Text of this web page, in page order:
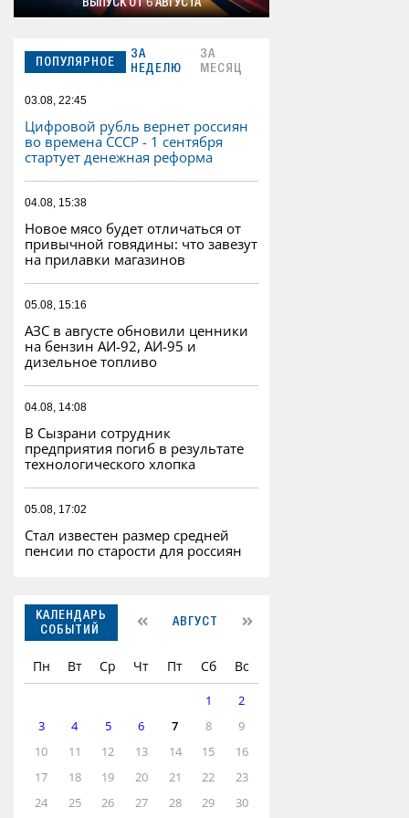
ВЫПУСК ОТ 6 АВГУСТА
ПОПУЛЯРНОЕ
ЗА
НЕДЕЛЮ
ЗА
МЕСЯЦ
03.08, 22:45
Цифровой рубль вернет россиян
во времена СССР - 1 сентября
стартует денежная реформа
04.08, 15:38
Новое мясо будет отличаться от
привычной говядины: что завезут
на прилавки магазинов
05.08, 15:16
АЗС в августе обновили ценники
на бензин АИ-92, АИ-95 и
дизельное топливо
04.08, 14:08
В Сызрани сотрудник
предприятия погиб в результате
технологического хлопка
05.08, 17:02
Стал известен размер средней
пенсии по старости для россиян
КАЛЕНДАРЬ
СОБЫТИЙ
АВГУСТ
Пн Вт Ср Чт Пт Сб Вс
1
2
3
4 5 6 7 8
9
10
11 12 13 14 15
16
17
18 19 20 21 22
23
24
25 26 27 28 29 30